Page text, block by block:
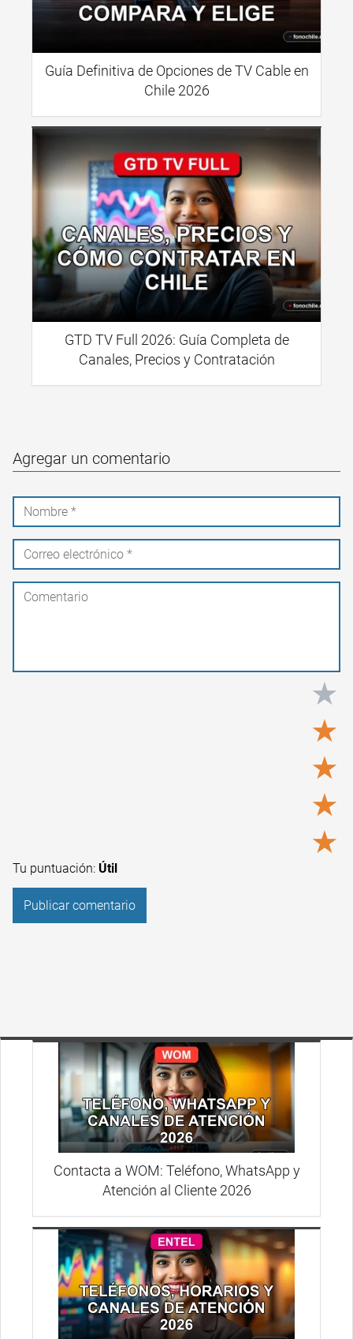
Guía Definitiva de Opciones de TV Cable en
Chile 2026
GTD TV Full 2026: Guía Completa de
Canales, Precios y Contratación
Agregar un comentario
★
★
★
★
★
Tu puntuación: Útil
Contacta a WOM: Teléfono, WhatsApp y
Atención al Cliente 2026